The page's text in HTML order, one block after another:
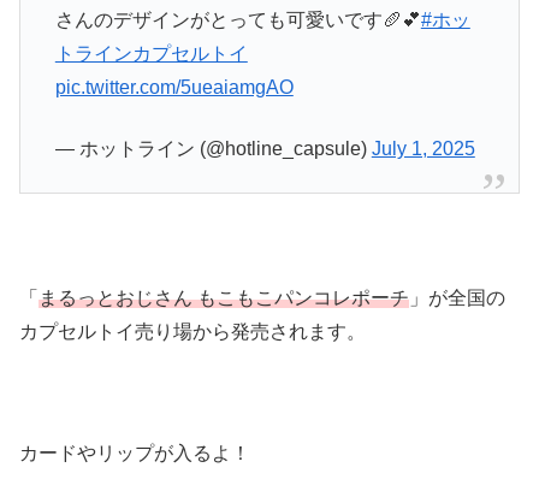
さんのデザインがとっても可愛いです🥖💕#ホッ
トラインカプセルトイ
pic.twitter.com/5ueaiamgAO
— ホットライン (@hotline_capsule) July 1, 2025
「 まるっとおじさん もこもこパンコレポーチ 」が全国の
カプセルトイ売り場から発売されます。
カードやリップが入るよ！